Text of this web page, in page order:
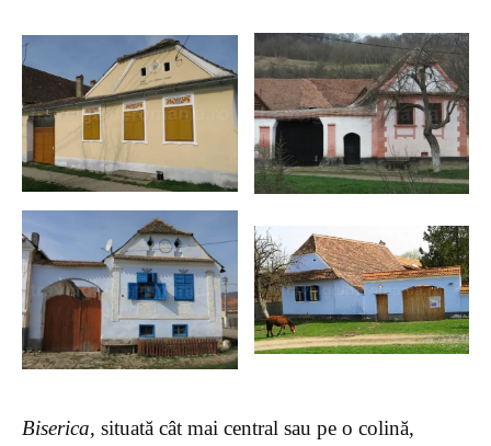
Biserica, situată cât mai central sau pe o colină,